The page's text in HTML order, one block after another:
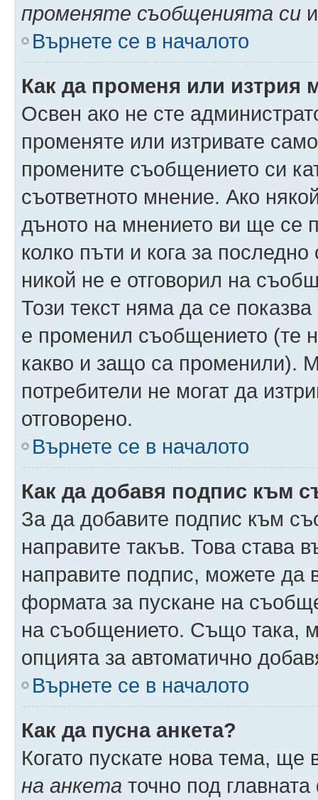
променяте съобщенията си
Върнете се в началото
Как да променя или изтрия
Освен ако не сте
променяте или изтривате
промените съобщението си
съответното мнение. Ако
дъното на мнението ви ще се
колко пъти и кога за
никой не е отговорил на
Този текст няма да се
е променил съобщението (те
какво и защо са променили).
потребители не могат да
отговорено.
Върнете се в началото
Как да добавя подпис към
За да добавите подпис към
направите такъв. Това
направите подпис, можете да
формата за пускане на
на съобщението. Също така,
опцията за автоматично
Върнете се в началото
Как да пусна анкета?
Когато пускате нова тема,
на анкета точно под